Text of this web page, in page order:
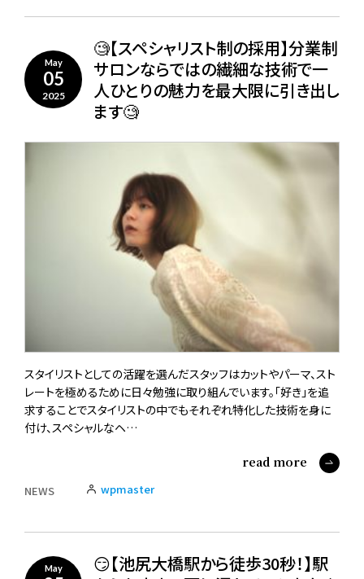
May
05
2025
🧐【スペシャリスト制の採用】分業制
サロンならではの繊細な技術で一
人ひとりの魅力を最大限に引き出し
ます🧐
スタイリストとしての活躍を選んだスタッフはカットやパーマ、スト
レートを極めるために日々勉強に取り組んでいます。「好き」を追
求することでスタイリストの中でもそれぞれ特化した技術を身に
付け、スペシャルなヘ…
read more
NEWS wpmaster
May
😏【池尻大橋駅から徒歩30秒！】駅